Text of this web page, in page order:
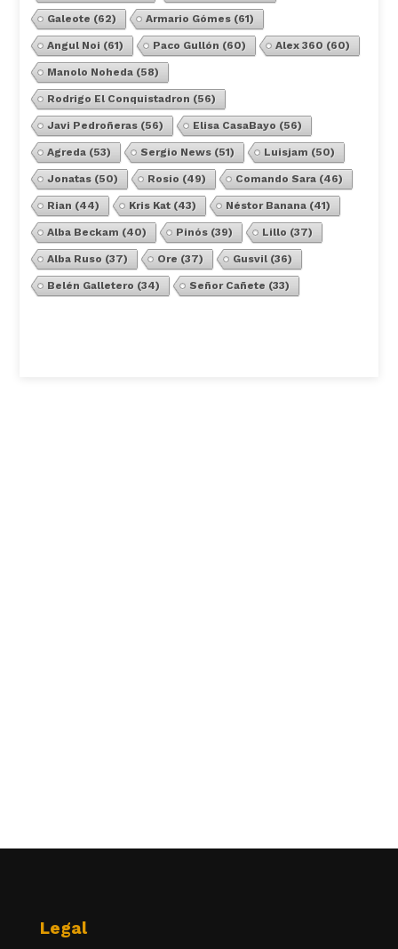
Galeote (62) Armario Gómes(61)
Angul Noi (61) Paco Gullón (60) Alex 360 (60)
Manolo Noheda(58)
Rodrigo El Conquistadron (56)
Javi Pedroñeras(56) Elisa CasaBayo (56)
Agreda(53) Sergio News(51) Luisjam (50)
Jonatas(50) Rosio (49) Comando Sara(46)
Rian (44) Kris Kat(43) Néstor Banana(41)
Alba Beckam (40) Pinós(39) Lillo (37)
Alba Ruso (37) Ore (37) Gusvil(36)
Belén Galletero (34) Señor Cañete (33)
Legal